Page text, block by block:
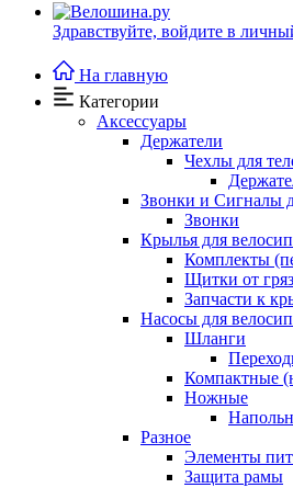
Здравствуйте, войдите в
На главную
Категории
Аксессуары
Держатели
Чехлы для
Звонки и Сигналы
Звонки
Крылья для
Комплекты
Щитки от
Запчасти к
Насосы для
Шланги
Компактные
Ножные
Разное
Элементы
Защита рамы